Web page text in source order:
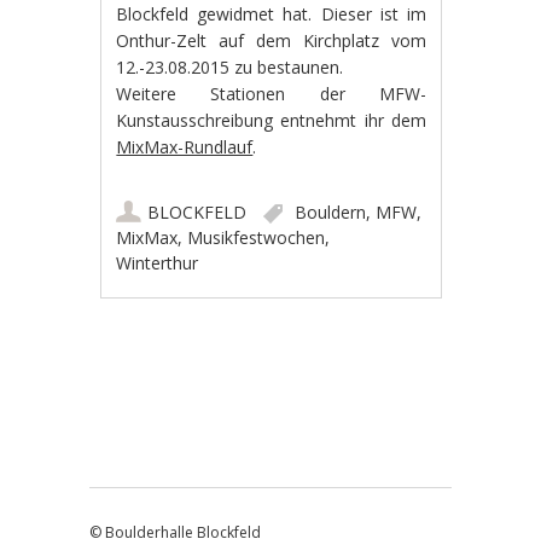
Blockfeld gewidmet hat. Dieser ist im
Onthur-Zelt auf dem Kirchplatz vom
12.-23.08.2015 zu bestaunen.
Weitere Stationen der MFW-
Kunstausschreibung entnehmt ihr dem
MixMax-Rundlauf.
BLOCKFELD Bouldern, MFW,
MixMax, Musikfestwochen,
Winterthur
© Boulderhalle Blockfeld